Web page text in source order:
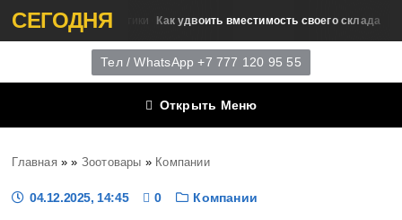
СЕГОДНЯ
Цифровизация Логистики Как удвоить вместимость своего склада
Тел / WhatsApp +7 777 120 95 55
Открыть Меню
Главная »» Зоотовары » Компании
04.12.2025, 14:45 0 Компании